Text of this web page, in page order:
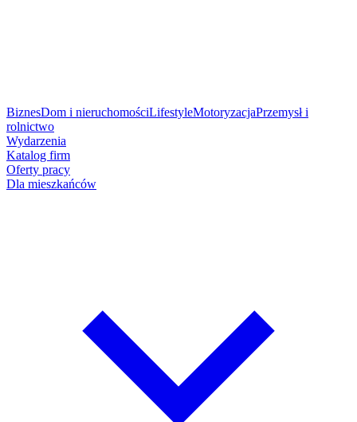
BiznesDom i nieruchomościLifestyleMotoryzacjaPrzemysł i
rolnictwo
Wydarzenia
Katalog firm
Oferty pracy
Dla mieszkańców